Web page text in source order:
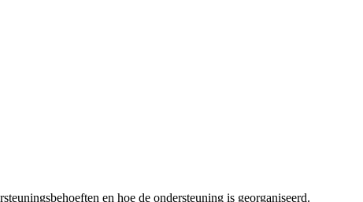
en hoe de ondersteuning is georganiseerd.